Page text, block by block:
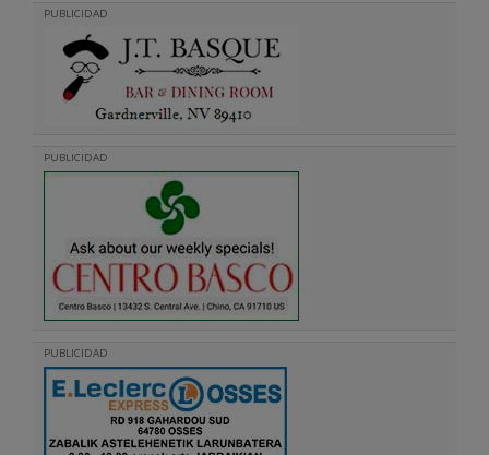
PUBLICIDAD
PUBLICIDAD
PUBLICIDAD